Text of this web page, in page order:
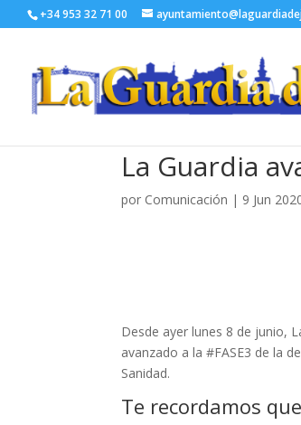
+34 953 32 71 00
La Guardia
por Comunicación | 9 Jun
Desde ayer lunes 8 de junio,
avanzado a la #FASE3 de la
Sanidad.
Te recordamos